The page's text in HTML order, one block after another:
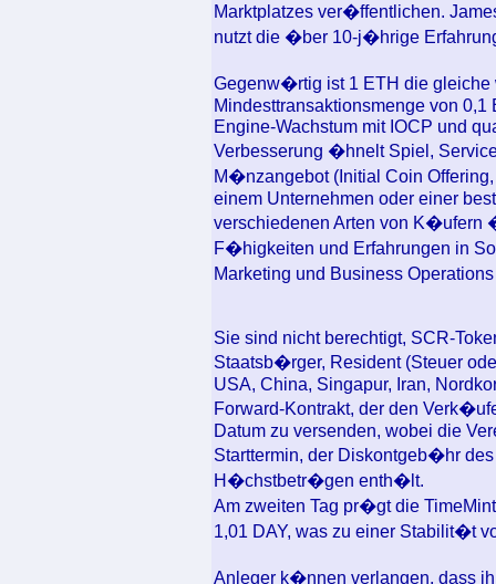
Marktplatzes ver�ffentlichen.
nutzt die �ber 10-j�hrige
Gegenw�rtig ist 1 ETH die gleiche
Mindesttransaktionsmenge von
Engine-Wachstum mit IOCP und
Verbesserung �hnelt Spiel,
M�nzangebot (Initial Coin
einem Unternehmen oder einer
verschiedenen Arten von K�ufern
F�higkeiten und Erfahrungen in
Marketing und Business
Sie sind nicht berechtigt, SCR-
Staatsb�rger, Resident (Steuer
USA, China, Singapur, Iran,
Forward-Kontrakt, der den
Datum zu versenden, wobei die
Starttermin, der Diskontgeb�hr
H�chstbetr�gen enth�lt.
Am zweiten Tag pr�gt die
1,01 DAY, was zu einer Stabilit�t
Anleger k�nnen verlangen, dass